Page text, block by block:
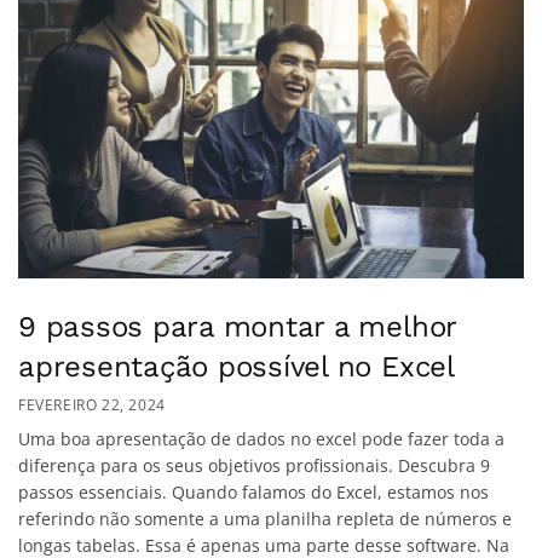
9 passos para montar a melhor
apresentação possível no Excel
FEVEREIRO 22, 2024
Uma boa apresentação de dados no excel pode fazer toda a
diferença para os seus objetivos profissionais. Descubra 9
passos essenciais. Quando falamos do Excel, estamos nos
referindo não somente a uma planilha repleta de números e
longas tabelas. Essa é apenas uma parte desse software. Na